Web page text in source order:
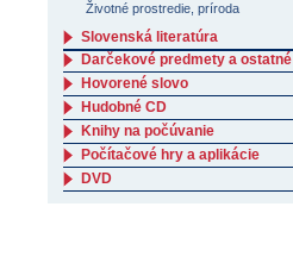
Životné prostredie, príroda
Slovenská literatúra
Darčekové predmety a ostatné
Hovorené slovo
Hudobné CD
Knihy na počúvanie
Počítačové hry a aplikácie
DVD